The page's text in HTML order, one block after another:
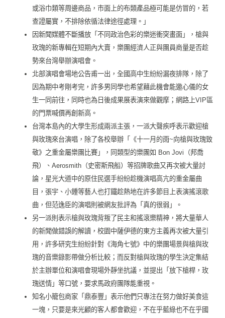
或浴巾類等周邊商品，市面上的布類產品極可能是仿冒的，若
查證屬實，不排除依循法律途徑處理。」
因新聞媒體不斷播放「不同政治色彩的樂迷衝突畫面」，槍與
玫瑰的新專輯在短期內大賣，樂團經濟人正與團員商量是否趁
勢來台灣舉辦演唱會。
北部演唱會場地公告甫一出，全國高中生紛紛漏夜排隊，除了
因為期中考剛考完，許多男同學也希望藉此機會能邀心儀的女
生一同前往，同時也為日後成果展表演來做觀摩；網路上VIP區
的門票喊價再創新高。
台灣本島內的大學生形成兩派主張，一派大聲疾呼表示歡迎槍
與玫瑰來台演唱，除了各校舉辦「《十一月的雨~向槍與玫瑰致
敬》之重金屬樂團比賽」，同類型的樂團如 Bon Jovi（邦喬
飛）、Aerosmith（史密斯飛船）等招牌歌曲又再次被大量討
論，星光大道中的原住民選手紛紛趁機演唱高亢的重金屬曲
目，張宇、小鍾等藝人也打鐵趁熱地在許多節目上表演搖滾歌
曲，但范逸臣的演唱則被網友批評為「真的很弱」。
另一派則表示槍與玫瑰背叛了民主和搖滾樂精神，將大量華人
的新聞做錯誤的解讀，校園中薩伊德的東方主義再次被大量引
用，許多研究生紛紛針對《海角七號》中的樂團場景與槍與玫
瑰的音樂錄影帶做分析比較；而反對槍與玫瑰的學生決定集結
於主辦單位和演唱會現場外靜坐抗議，並提出「放下槍桿，玫
瑰送情」等口號，要求馬政府團隊能重視。
知名小籠包商家「鼎泰豐」表示他們只專注在努力做好美食這
一塊，只要是來光顧的客人都會歡迎，不在乎藍綠也不在乎國